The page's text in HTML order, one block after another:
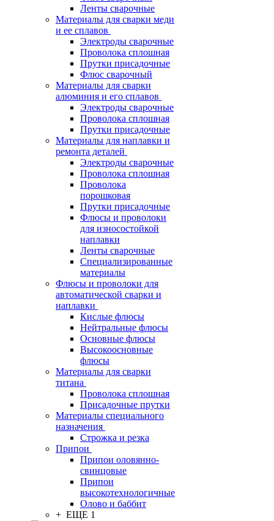
Ленты сварочные
Материалы для сварки меди
и ее сплавов
Электроды сварочные
Проволока сплошная
Прутки присадочные
Флюс сварочный
Материалы для сварки
алюминия и его сплавов
Электроды сварочные
Проволока сплошная
Прутки присадочные
Материалы для наплавки и
ремонта деталей
Электроды сварочные
Проволока сплошная
Проволока
порошковая
Прутки присадочные
Флюсы и проволоки
для износостойкой
наплавки
Ленты сварочные
Специализированные
материалы
Флюсы и проволоки для
автоматической сварки и
наплавки
Кислые флюсы
Нейтральные флюсы
Основные флюсы
Высокоосновные
флюсы
Материалы для сварки
титана
Проволока сплошная
Присадочные прутки
Материалы специального
назначения
Строжка и резка
Припои
Припои оловянно-
свинцовые
Припои
высокотехнологичные
Олово и баббит
+ ЕЩЕ 1